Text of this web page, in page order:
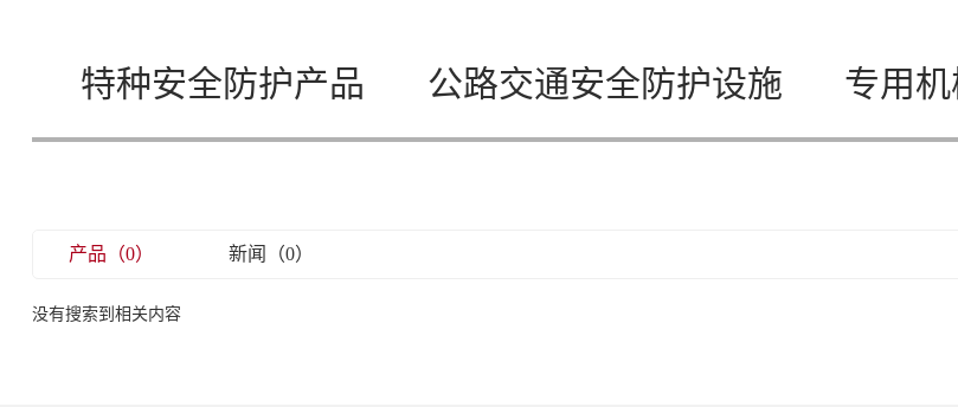
特种安全防护产品 公路交通安全防护设施 专用
产品（0） 新闻（0）
没有搜索到相关内容